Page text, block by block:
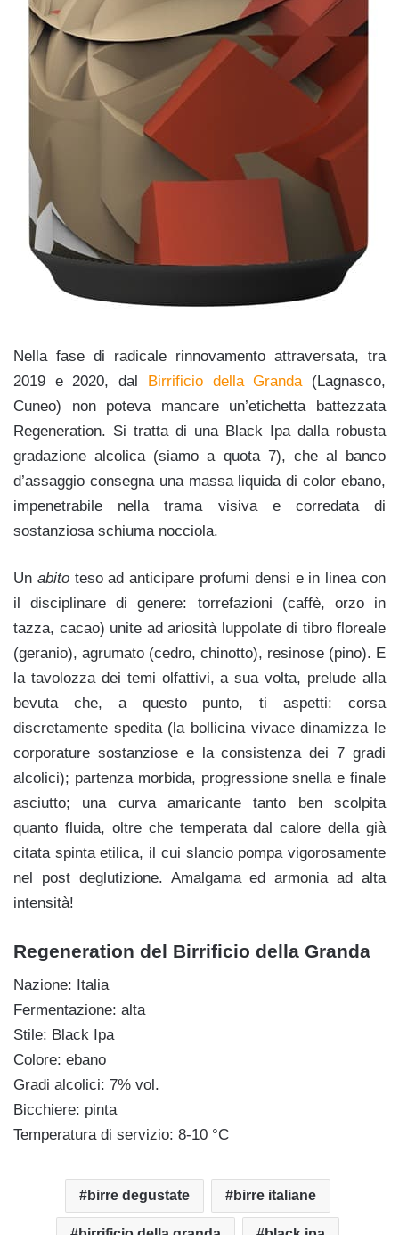
Nella fase di radicale rinnovamento attraversata, tra
2019 e 2020, dal Birrificio della Granda (Lagnasco,
Cuneo) non poteva mancare un’etichetta battezzata
Regeneration. Si tratta di una Black Ipa dalla robusta
gradazione alcolica (siamo a quota 7), che al banco
d’assaggio consegna una massa liquida di color ebano,
impenetrabile nella trama visiva e corredata di
sostanziosa schiuma nocciola.
Un abitoteso ad anticipare profumi densi e in linea con
il disciplinare di genere: torrefazioni (caffè, orzo in
tazza, cacao) unite ad ariosità luppolate di tibro floreale
(geranio), agrumato (cedro, chinotto), resinose (pino). E
la tavolozza dei temi olfattivi, a sua volta, prelude alla
bevuta che, a questo punto, ti aspetti: corsa
discretamente spedita (la bollicina vivace dinamizza le
corporature sostanziose e la consistenza dei 7 gradi
alcolici); partenza morbida, progressione snella e finale
asciutto; una curva amaricante tanto ben scolpita
quanto fluida, oltre che temperata dal calore della già
citata spinta etilica, il cui slancio pompa vigorosamente
nel post deglutizione. Amalgama ed armonia ad alta
intensità!
Regeneration del Birrificio della Granda
Nazione: Italia
Fermentazione: alta
Stile: Black Ipa
Colore: ebano
Gradi alcolici: 7% vol.
Bicchiere: pinta
Temperatura di servizio: 8-10 °C
birre degustate birre italiane